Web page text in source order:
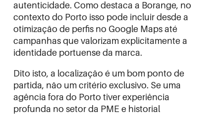
autenticidade. Como destaca a Borange, no
contexto do Porto isso pode incluir desde a
otimização de perfis no Google Maps até
campanhas que valorizam explicitamente a
identidade portuense da marca.
Dito isto, a localização é um bom ponto de
partida, não um critério exclusivo. Se uma
agência fora do Porto tiver experiência
profunda no setor da PME e historial